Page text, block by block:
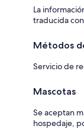
La
traducida
Métodos
Servicio de
Mascotas
Se aceptan
hospedaje,